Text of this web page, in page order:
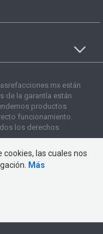
están
de la garantía están
productos
funcionamiento.
los derechos
las cuales nos
Más